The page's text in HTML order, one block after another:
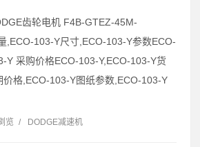
齿轮电机 F4B-GTEZ-45M-
,ECO-103-Y尺寸,ECO-103-Y参数ECO-
Y 采购价格ECO-103-Y,ECO-103-Y货
格,ECO-103-Y图纸参数,ECO-103-Y
览 / DODGE减速机